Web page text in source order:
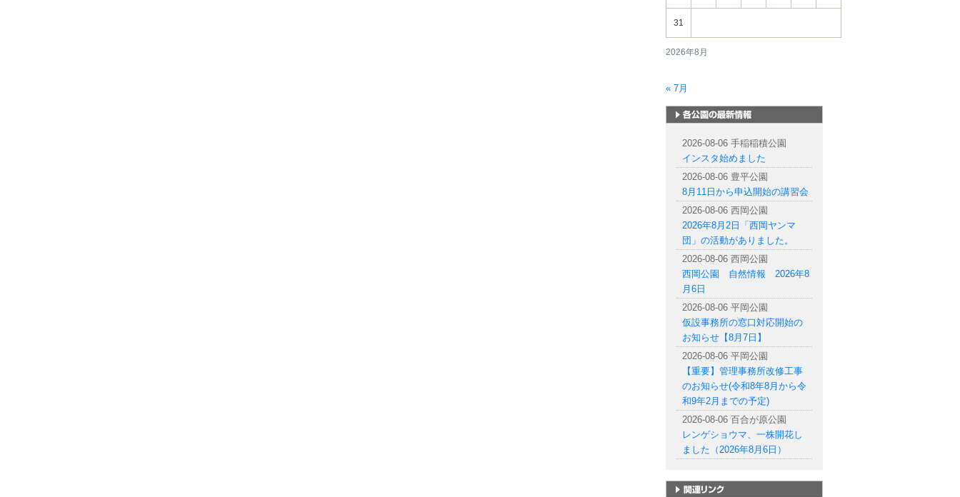
2026年8月
31
« 7月
2026-08-06 手稲稲積公園
インスタ始めました
2026-08-06 豊平公園
8月11日から申込開始の講習会
2026-08-06 西岡公園
2026年8月2日「西岡ヤンマ
団」の活動がありました。
2026-08-06 西岡公園
西岡公園 自然情報 2026年8
月6日
2026-08-06 平岡公園
仮設事務所の窓口対応開始の
お知らせ【8月7日】
2026-08-06 平岡公園
【重要】管理事務所改修工事
のお知らせ(令和8年8月から令
和9年2月までの予定)
2026-08-06 百合が原公園
レンゲショウマ、一株開花し
ました（2026年8月6日）